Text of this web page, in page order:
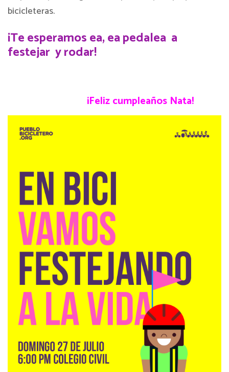
bicicleteras.
¡Te esperamos ea, ea pedalea a
festejar y rodar!
¡Feliz cumpleaños Nata!